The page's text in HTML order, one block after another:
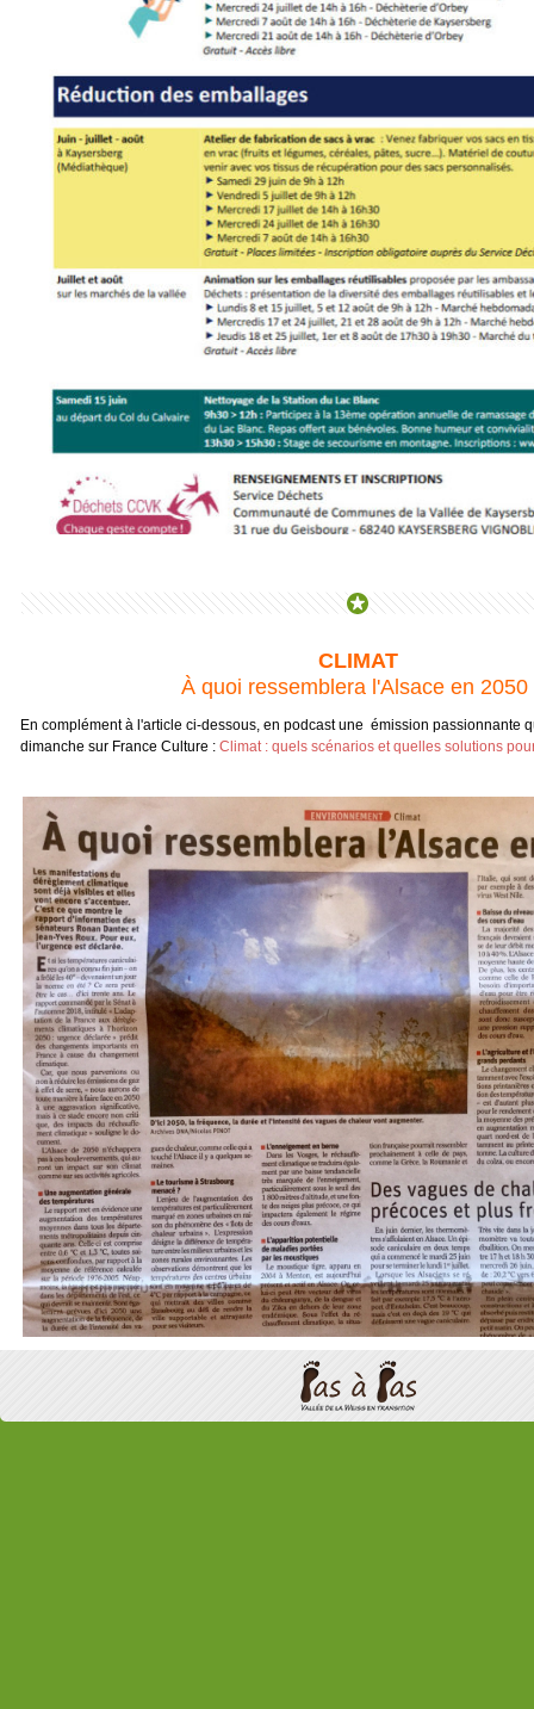
CLIMAT
À quoi ressemblera l'Alsace en 2050
En complément à l'article ci-dessous, en podcast une émission passionnante
dimanche sur France Culture : Climat : quels scénarios et quelles solutions